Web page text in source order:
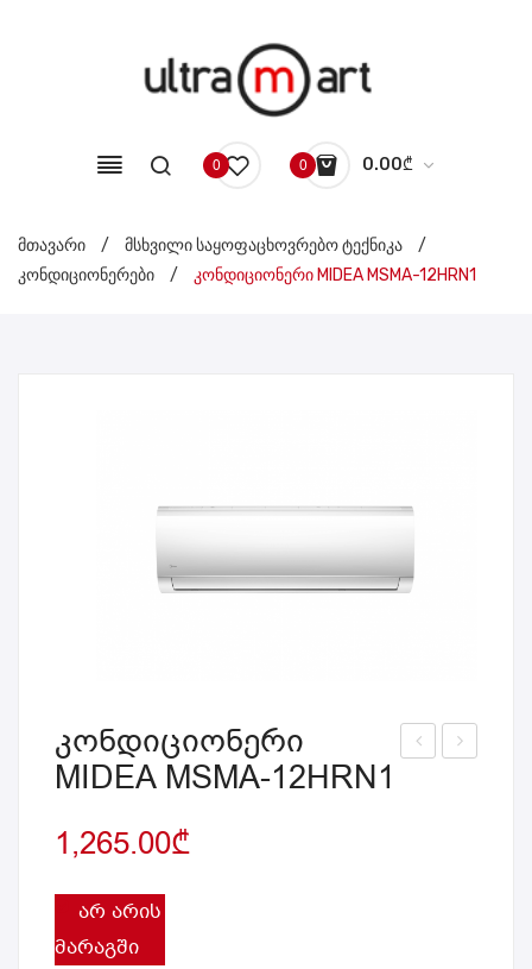
0 0 0.00₾
No products in the cart.
მთავარი / მსხვილი საყოფაცხოვრებო ტექნიკა
/
კონდიციონერები
/ კონდიციონერი MIDEA MSMA-12HRN1
კონდიციონერი
MIDEA MSMA-12HRN1
1,265.00₾
ᲐᲠ ᲐᲠᲘᲡ
ᲛᲐᲠᲐᲒᲨᲘ